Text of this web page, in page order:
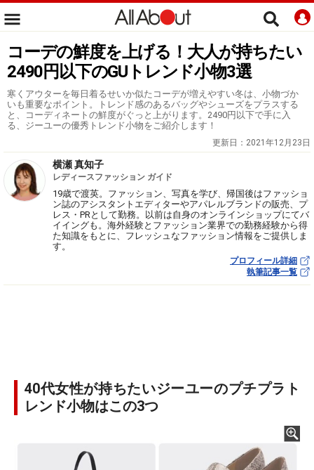
コーデの鮮度を上げる！大人が持ちたい
2490円以下のGUトレンド小物3選
寒くアウターを毎日着るせいか似たコーデが増えやすい冬は、小物づか
いも重要なポイント。トレンド感のあるバッグやシューズをプラスする
と、コーディネートの鮮度がぐっと上がります。2490円以下で手に入
る、ジーユーの優秀トレンド小物をご紹介します！
更新日： 2021年12月23日
横瀬 真知子
レディースファッション ガイド
19歳で渡英。ファッション、写真を学び、帰国後はファッショ
ン誌のアシスタントエディターやアパレルブランドの販売、プ
レス・PRとして勤務。以前は自身のオンラインショップにてバ
イイングも。海外経験とファッション業界での勤務経験から得
た知識をもとに、フレッシュなファッション情報をご提供しま
す。
プロフィール詳細
執筆記事一覧
40代女性が持ちたいジーユーのプチプラト
レンド小物はこの3つ